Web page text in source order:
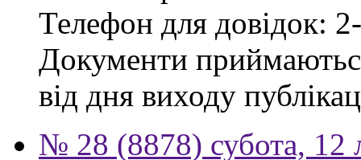
Телефон для довідок:
Документи
від дня виходу
№ 28 (8878) субота, 12